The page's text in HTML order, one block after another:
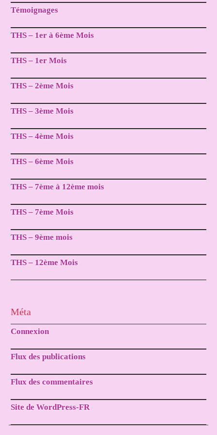
Témoignages
THS – 1er à 6ème Mois
THS – 1er Mois
THS – 2ème Mois
THS – 3ème Mois
THS – 4ème Mois
THS – 6ème Mois
THS – 7ème à 12ème mois
THS – 7ème Mois
THS – 9ème mois
THS – 12ème Mois
Méta
Connexion
Flux des publications
Flux des commentaires
Site de WordPress-FR